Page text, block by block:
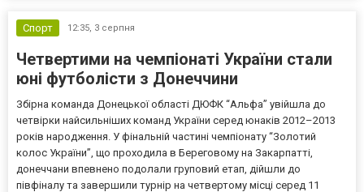
Спорт 12:35, 3 серпня
Четвертими на чемпіонаті України стали
юні футболісти з Донеччини
Збірна команда Донецької області ДЮФК “Альфа” увійшла до
четвірки найсильніших команд України серед юнаків 2012–2013
років народження. У фінальній частині чемпіонату “Золотий
колос України”, що проходила в Береговому на Закарпатті,
донеччани впевнено подолали груповий етап, дійшли до
півфіналу та завершили турнір на четвертому місці серед 11